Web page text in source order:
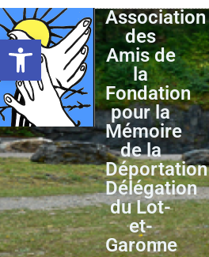
Ouvrir la barre d’outils
Association
des
Amis de
la
Fondation
pour la
Mémoire
de la
Déportation
Délégation
du Lot-
et-
Garonne